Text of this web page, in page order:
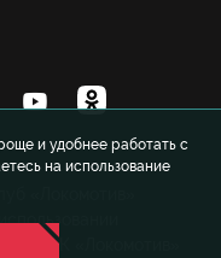
и удобнее работать с
на использование
«Локомотив»
ФК «Локомотив»